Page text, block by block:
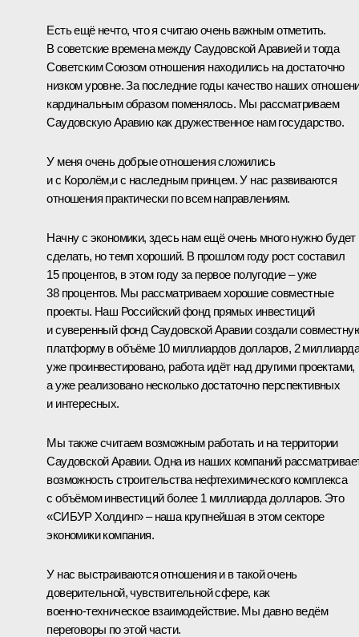
Есть ещё нечто, что я считаю очень важным отметить.
В советские времена между Саудовской Аравией и тогда
Советским Союзом отношения находились на достаточно
низком уровне. За последние годы качество наших
кардинальным образом поменялось. Мы рассматриваем
Саудовскую Аравию как дружественное нам государство.
У меня очень добрые отношения сложились
и с Королём,и с наследным принцем. У нас развиваются
отношения практически по всем направлениям.
Начну с экономики, здесь нам ещё очень много нужно будет
сделать, но темп хороший. В прошлом году рост составил
15 процентов, в этом году за первое полугодие – уже
38 процентов. Мы рассматриваем хорошие совместные
проекты. Наш Российский фонд прямых инвестиций
и суверенный фонд Саудовской Аравии создали
платформу в объёме 10 миллиардов долларов, 2 миллиарда
уже проинвестировано, работа идёт над другими проектами,
а уже реализовано несколько достаточно перспективных
и интересных.
Мы также считаем возможным работать и на территории
Саудовской Аравии. Одна из наших компаний
возможность строительства нефтехимического комплекса
с объёмом инвестиций более 1 миллиарда долларов. Это
«СИБУР Холдинг» – наша крупнейшая в этом секторе
экономики компания.
У нас выстраиваются отношения и в такой очень
доверительной, чувствительной сфере, как
военно‑техническое взаимодействие. Мы давно ведём
переговоры по этой части.